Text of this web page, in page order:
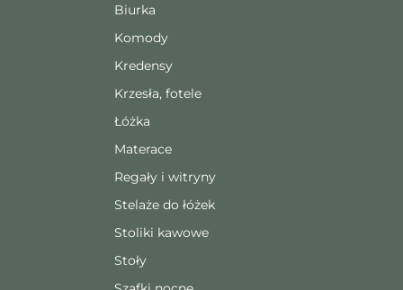
Biurka
Komody
Kredensy
Krzesła, fotele
Łóżka
Materace
Regały i witryny
Stelaże do łóżek
Stoliki kawowe
Stoły